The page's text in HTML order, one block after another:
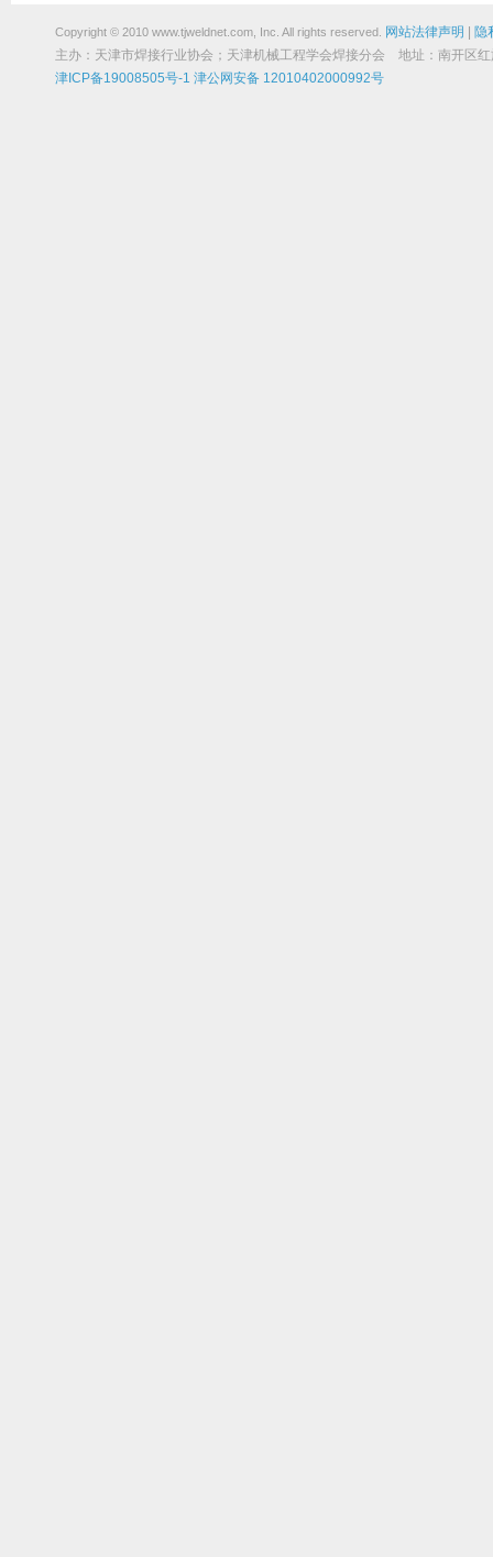
Copyright © 2010 www.tjweldnet.com, Inc. All rights reserved. 网站法律声明
隐
主办：天津市焊接行业协会；天津机械工程学会焊接分会 地址：南开
津ICP备19008505号-1 津公网安备 12010402000992号